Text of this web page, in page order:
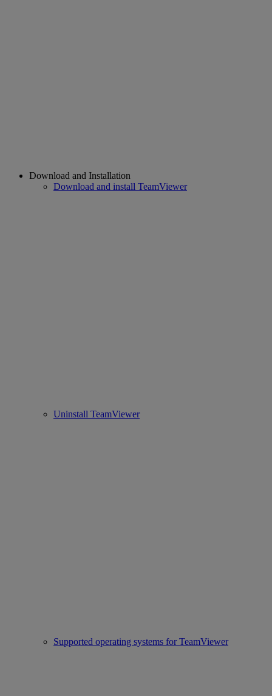
Download and Installation
Download and install TeamViewer
Uninstall TeamViewer
Supported operating systems for TeamViewer